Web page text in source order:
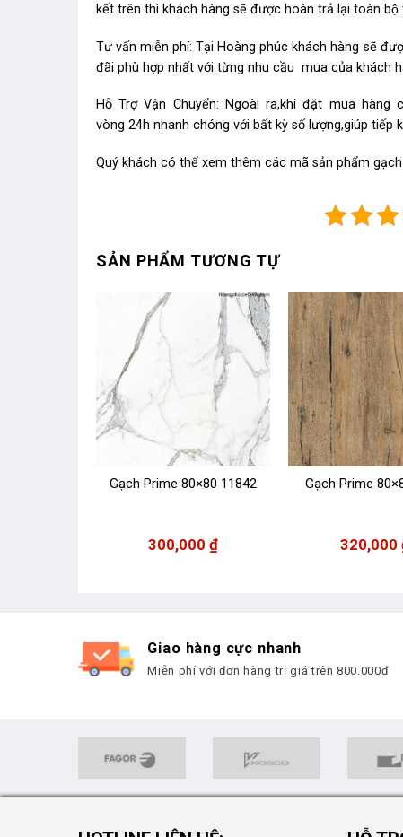
kết trên thì khách hàng sẽ được hoàn trả lại toàn bộ
Tư vấn miễn phí: Tại Hoàng phúc khách hàng sẽ
đãi phù hợp nhất với từng nhu cầu mua của khách
Hỗ Trợ Vận Chuyển: Ngoài ra,khi đặt mua
vòng 24h nhanh chóng với bất kỳ số lượng,giúp tiếp
Quý khách có thể xem thêm các mã sản phẩm
SẢN PHẨM TƯƠNG TỰ
Gạch Prime 80×80 11842
300,000₫
Gạch Prime
320,000
Giao hàng cực nhanh
Miễn phí với đơn hàng trị giá trên 800.000đ